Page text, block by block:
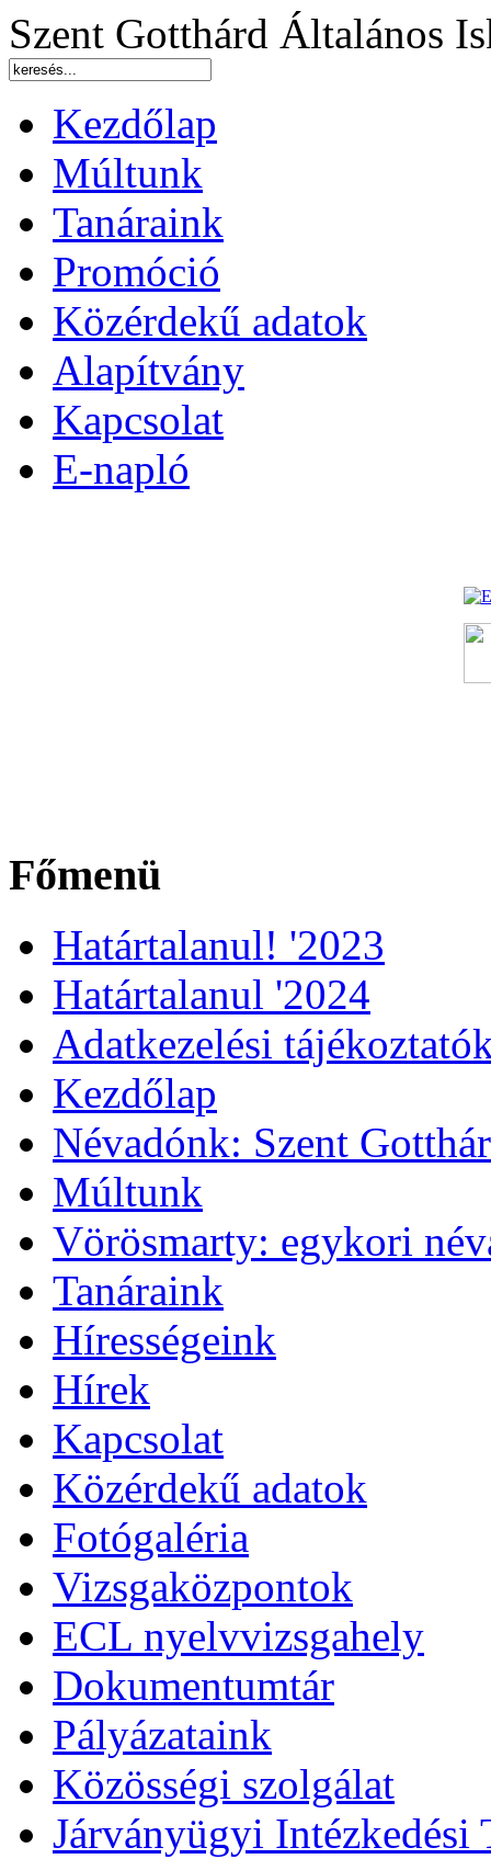
Szent Gotthárd Általános
Kezdőlap
Múltunk
Tanáraink
Promóció
Közérdekű adatok
Alapítvány
Kapcsolat
E-napló
Főmenü
Határtalanul! '2023
Határtalanul '2024
Adatkezelési
Kezdőlap
Névadónk: Szent
Múltunk
Vörösmarty: egykori
Tanáraink
Hírességeink
Hírek
Kapcsolat
Közérdekű adatok
Fotógaléria
Vizsgaközpontok
ECL nyelvvizsgahely
Dokumentumtár
Pályázataink
Közösségi szolgálat
Járványügyi Intézkedési